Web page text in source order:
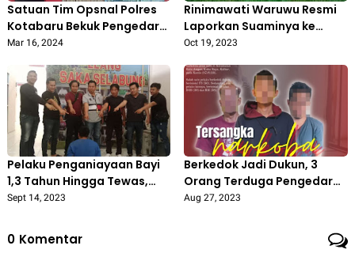
Satuan Tim Opsnal Polres
Kotabaru Bekuk Pengedar
Narkotika Jenis Sabu
Mar 16, 2024
Rinimawati Waruwu Resmi
Laporkan Suaminya ke
Polres Nias Selatan atas
Oct 19, 2023
Pelaku Penganiayaan Bayi
1,3 Tahun Hingga Tewas,
Ditangkap Polres OKU
Sept 14, 2023
Berkedok Jadi Dukun, 3
Orang Terduga Pengedar
Sabu di Tangkap Polisi
Aug 27, 2023
0 Komentar